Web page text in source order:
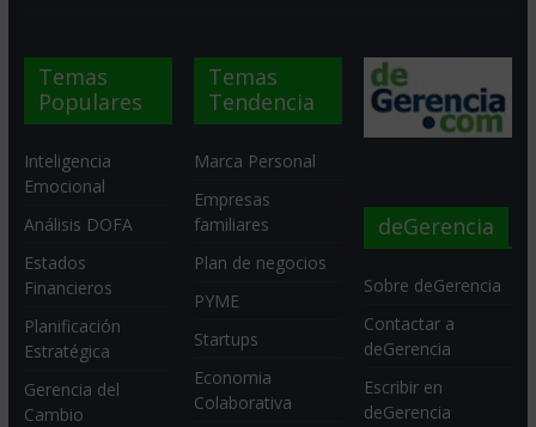
Temas
Populares
Inteligencia
Emocional
Análisis DOFA
Estados
Financieros
Planificación
Estratégica
Gerencia del
Cambio
Temas
Tendencia
Marca Personal
Empresas
familiares
Plan de negocios
PYME
Startups
Economia
Colaborativa
deGerencia
Sobre deGerencia
Contactar a
deGerencia
Escribir en
deGerencia